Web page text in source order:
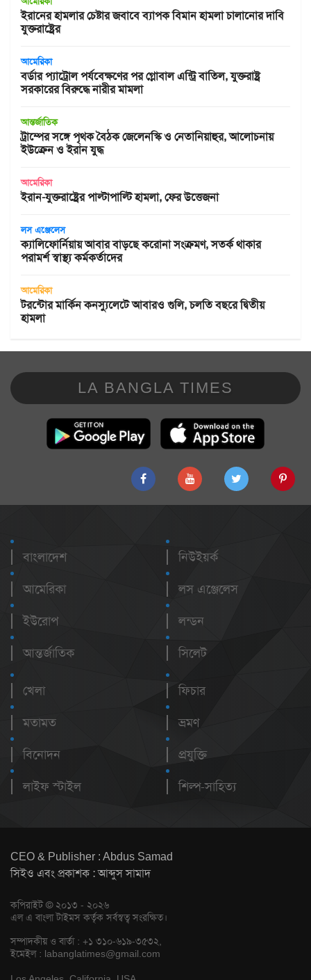
ইরানের হামলার চেষ্টার জবাবে ব্যাপক বিমান হামলা চালানোর দাবি
যুক্তরাষ্ট্রের
আমেরিকা
বর্ডার প্যাট্রোল পর্যবেক্ষণের পর গ্লোবাল এন্ট্রি বাতিল, যুক্তরাষ্ট্র
সরকারের বিরুদ্ধে নারীর মামলা
আন্তর্জাতিক
ট্রাম্পের সঙ্গে পৃথক বৈঠক জেলেনস্কি ও নেতানিয়াহুর, আলোচনায়
ইউক্রেন ও ইরান যুদ্ধ
আমেরিকা
ইরান-যুক্তরাষ্ট্রের পাল্টাপাল্টি হামলা, ফের উত্তেজনা
লস এঞ্জেলেস
ক্যালিফোর্নিয়ায় আবার বাড়ছে করোনা সংক্রমণ, সতর্ক থাকার
পরামর্শ স্বাস্থ্য কর্মকর্তাদের
আমেরিকা
টরন্টোর মার্কিন কনস্যুলেটে আবারও গুলি, চলতি বছরে দ্বিতীয়
হামলা
LA BANGLA TIMES
বাংলাদেশ
আমেরিকা
ইউরোপ
আন্তর্জাতিক
নিউইয়র্ক
লস এঞ্জেলেস
লন্ডন
সিলেট
খেলা
মতামত
বিনোদন
লাইফ স্টাইল
ফিচার
ভ্রমণ
প্রযুক্তি
শিল্প-সাহিত্য
CEO & Publisher : Abdus Samad
সিইও এবং প্রকাশক : আব্দুস সামাদ
কপিরাইট © ২০১৩ - ২০২৬
এল এ বাংলা টাইমস কর্তৃক সর্বস্বত্ব সংরক্ষিত।
সম্পাদকীয় ও বার্তা : +১ ৩১০-৬১৯-৩৫৩২,
ইমেইল : labanglatimes@gmail.com